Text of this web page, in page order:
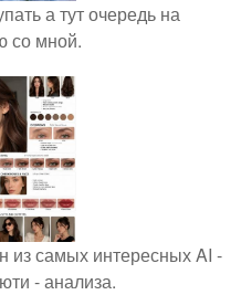
а тут очередь на
со мной.
из самых интересных AI -
- анализа.